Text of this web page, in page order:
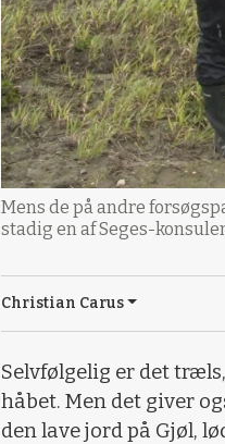
Mens de på andre
stadig en af Seges-
Christian Carus
Selvfølgelig er det
håbet. Men det giver
den lave jord på Gjøl,